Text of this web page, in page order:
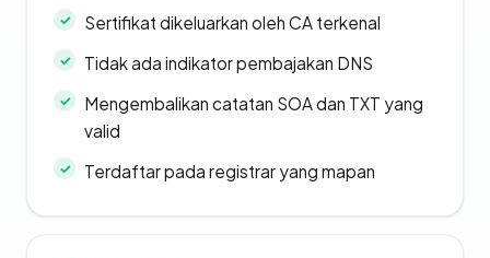
Sertifikat dikeluarkan oleh CA terkenal
Tidak ada indikator pembajakan DNS
Mengembalikan catatan SOA dan TXT yang
valid
Terdaftar pada registrar yang mapan